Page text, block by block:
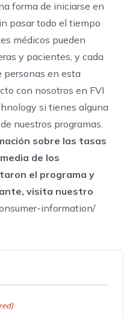
forma de iniciarse en
pasar todo el tiempo
médicos pueden
y pacientes, y cada
personas en esta
con nosotros en FVI
si tienes alguna
nuestros programas.
sobre las tasas
de los
el programa y
visita nuestro
information/